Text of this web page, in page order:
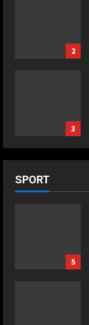
2
3
SPORT
5